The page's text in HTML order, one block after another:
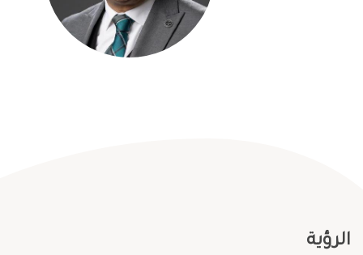
الرؤية